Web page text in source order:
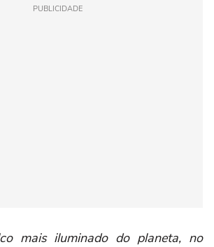
PUBLICIDADE
mais iluminado do planeta, no